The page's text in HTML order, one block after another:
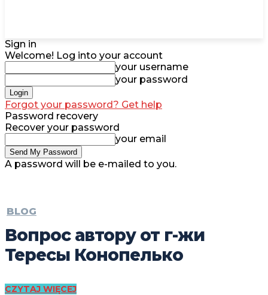
Sign in
Welcome! Log into your account
your username
your password
Forgot your password? Get help
Password recovery
Recover your password
your email
A password will be e-mailed to you.
BLOG
Вопрос автору от г-жи
Тересы Конопелько
CZYTAJ WIĘCEJ